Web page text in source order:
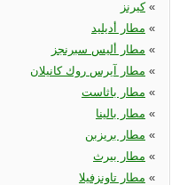
كيرنز«
مطار أديليد «
مطار أليس سبرنجز «
مطار آيرس روك كانيلان «
مطار باثاست «
مطار بالينا «
مطار بريزبن «
مطار بيرث «
مطار تاونزفيلا «